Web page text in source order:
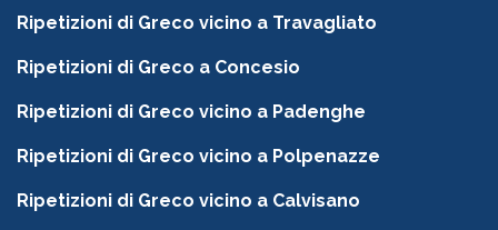
Ripetizioni di Greco vicino a Travagliato
Ripetizioni di Greco a Concesio
Ripetizioni di Greco vicino a Padenghe
Ripetizioni di Greco vicino a Polpenazze
Ripetizioni di Greco vicino a Calvisano